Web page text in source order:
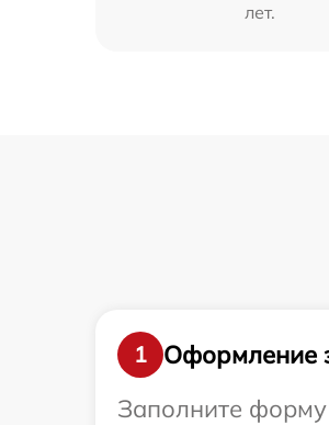
лет.
1
Оформление
Заполните форму